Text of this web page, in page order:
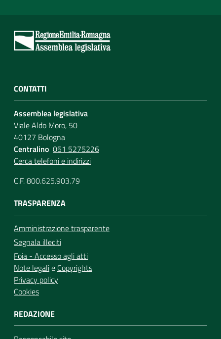
CONTATTI
Assemblea legislativa
Viale Aldo Moro, 50
40127 Bologna
Centralino 051 5275226
Cerca telefoni e indirizzi
C.F. 800.625.903.79
TRASPARENZA
Amministrazione trasparente
Segnala illeciti
Foia - Accesso agli atti
Note legalie Copyrights
Privacy policy
Cookies
REDAZIONE